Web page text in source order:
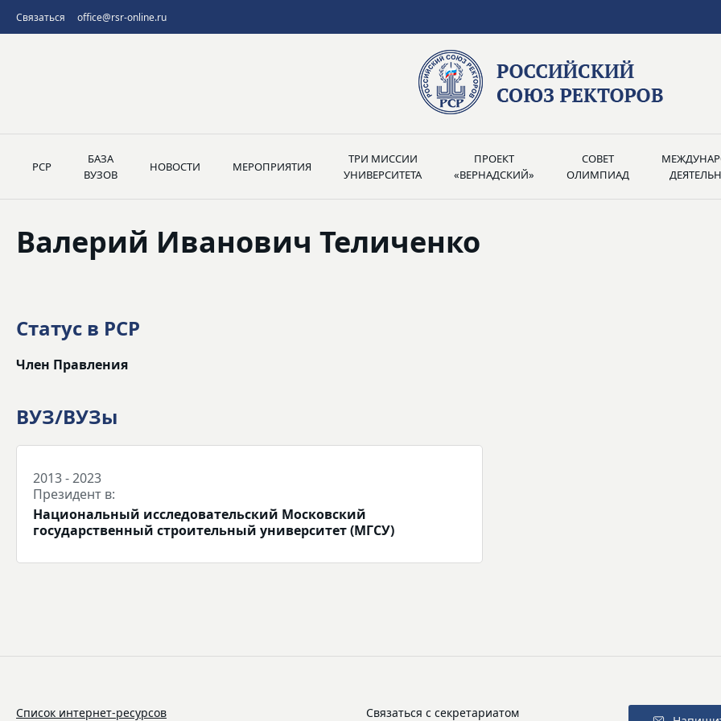
Связаться office@rsr-online.ru
РСР
БАЗА
ВУЗОВ
НОВОСТИ МЕРОПРИЯТИЯ
ТРИ МИССИИ
УНИВЕРСИТЕТА
ПРОЕКТ
«ВЕРНАДСКИЙ»
СОВЕТ
ОЛИМПИАД
Валерий Иванович Теличенко
Статус в РСР
Член Правления
ВУЗ/ВУЗы
2013 - 2023
Президент в:
Национальный исследовательский Московский
государственный строительный университет (МГСУ)
Список интернет-ресурсов
Связаться с секретариатом